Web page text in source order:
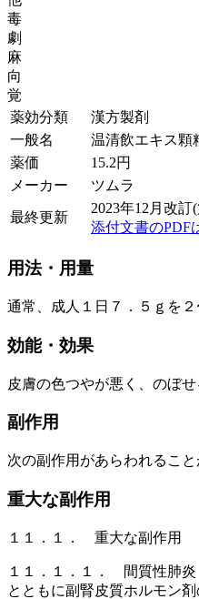
毒
劇
麻
向
覚
薬効分類
漢方製剤
一般名
温清飲エキス顆
薬価
15.2円
メーカー
ツムラ
最終更新
2023年12月改訂
添付文書のPDF
用法・用量
通常、成人１日７．５ｇを
効能・効果
皮膚の色つやが悪く、のぼ
副作用
次の副作用があらわれるこ
重大な副作用
１１．１． 重大な副作用
１１．１．１． 間質性肺炎
とともに副腎皮質ホルモン